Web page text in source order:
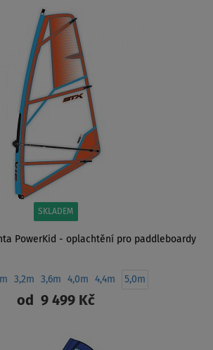
ZOBRAZIT
SKLADEM
PowerKid - oplachtění pro paddleboardy
3,2m 3,6m 4,0m 4,4m 5,0m
od 9 499 Kč
ZOBRAZIT